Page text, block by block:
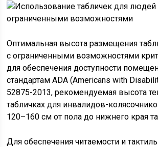
Оптимальная высота размещения
с ограниченными возможностями
для обеспечения доступности
стандартам ADA (Americans with
52875-2013, рекомендуемая высота
табличках для инвалидов-
120–160 см от пола до нижнего края
Для обеспечения читаемости и